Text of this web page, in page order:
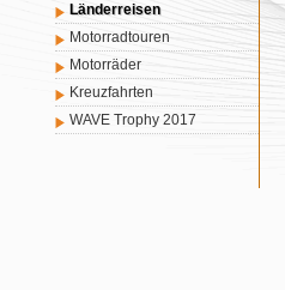
Länderreisen
Motorradtouren
Motorräder
Kreuzfahrten
WAVE Trophy 2017